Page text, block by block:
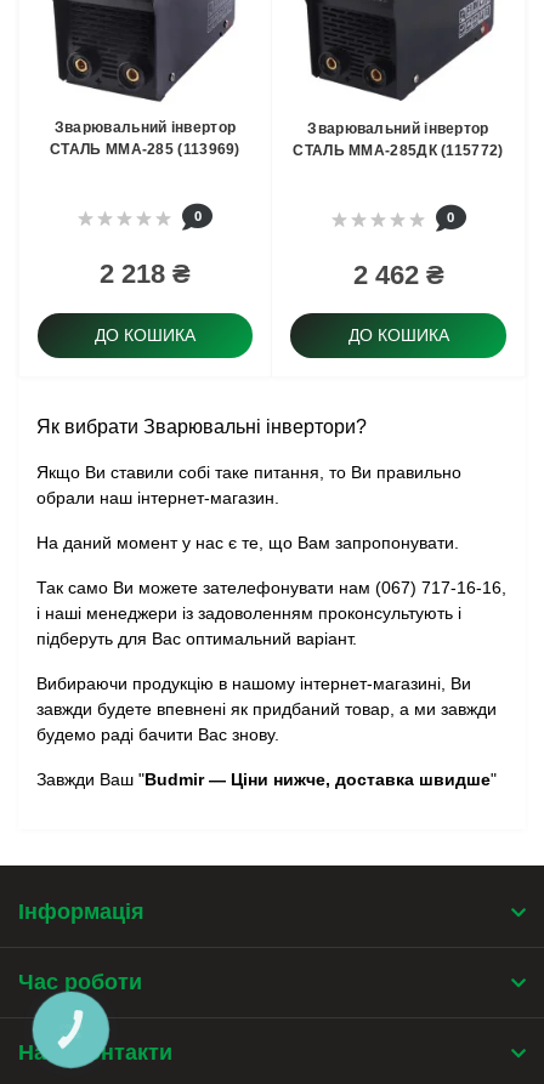
Зварювальний інвертор
СТАЛЬ ММА-285 (113969)
0
2 218 ₴
ДО КОШИКА
Зварювальний інвертор
СТАЛЬ ММА-285ДК (115772)
0
2 462 ₴
ДО КОШИКА
Як вибрати Зварювальні інвертори?
Якщо Ви ставили собі таке питання, то Ви правильно
обрали наш інтернет-магазин.
На даний момент у нас є те, що Вам запропонувати.
Так само Ви можете зателефонувати нам (067) 717-16-16,
і наші менеджери із задоволенням проконсультують і
підберуть для Вас оптимальний варіант.
Вибираючи продукцію в нашому інтернет-магазині, Ви
завжди будете впевнені як придбаний товар, а ми завжди
будемо раді бачити Вас знову.
Завжди Ваш "Budmir — Ціни нижче, доставка швидше"
Інформація
Час роботи
Наші контакти
КНОПКА
ЗВ'ЯЗКУ